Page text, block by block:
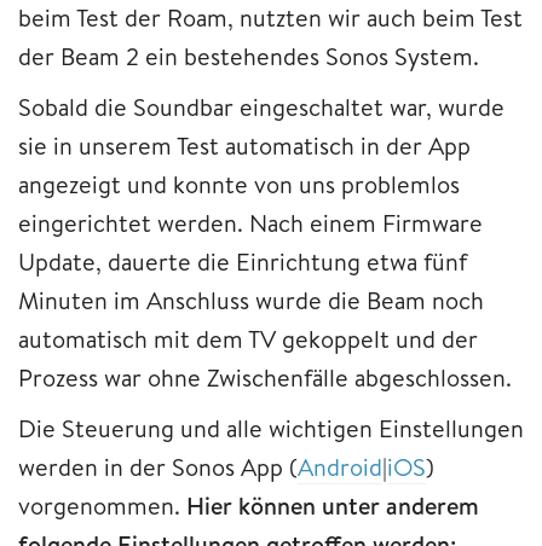
beim Test der Roam, nutzten wir auch beim Test
der Beam 2 ein bestehendes Sonos System.
Sobald die Soundbar eingeschaltet war, wurde
sie in unserem Test automatisch in der App
angezeigt und konnte von uns problemlos
eingerichtet werden. Nach einem Firmware
Update, dauerte die Einrichtung etwa fünf
Minuten im Anschluss wurde die Beam noch
automatisch mit dem TV gekoppelt und der
Prozess war ohne Zwischenfälle abgeschlossen.
Die Steuerung und alle wichtigen Einstellungen
werden in der Sonos App (Android|iOS)
vorgenommen. Hier können unter anderem